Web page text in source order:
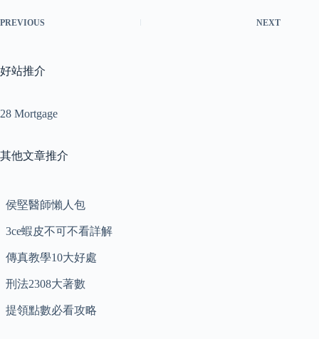
PREVIOUS NEXT
好站推介
28 Mortgage
其他文章推介
侯堅醫師懶人包
3ce蝦皮不可不看詳解
傳真教學10大好處
刑法2308大著數
提領點數必看攻略